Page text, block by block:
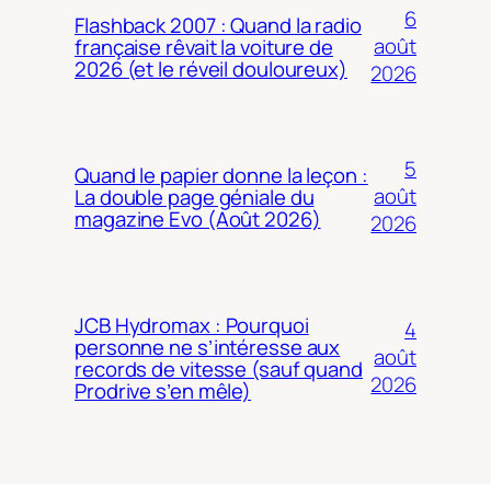
Flashback 2007 : Quand la radio
française rêvait la voiture de
2026 (et le réveil douloureux)
6
août
2026
Quand le papier donne la leçon :
La double page géniale du
magazine Evo (Août 2026)
5
août
2026
JCB Hydromax : Pourquoi
personne ne s’intéresse aux
records de vitesse (sauf quand
Prodrive s’en mêle)
4
août
2026